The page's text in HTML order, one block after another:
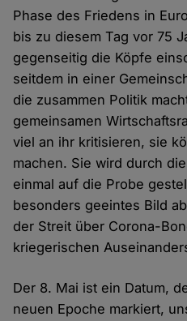
Phase des Friedens in
bis zu diesem Tag vor 75
gegenseitig die Köpfe
seitdem in einer
die zusammen Politik
gemeinsamen
viel an ihr kritisieren, sie
machen. Sie wird durch
einmal auf die Probe
besonders geeintes Bild
der Streit über Corona-
kriegerischen
Der 8. Mai ist ein Datum,
neuen Epoche markiert,